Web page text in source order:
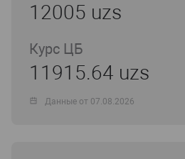
12005 uzs
Курс ЦБ
11915.64 uzs
Данные от 07.08.2026